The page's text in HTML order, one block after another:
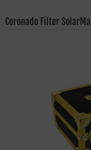
Coronado Filter